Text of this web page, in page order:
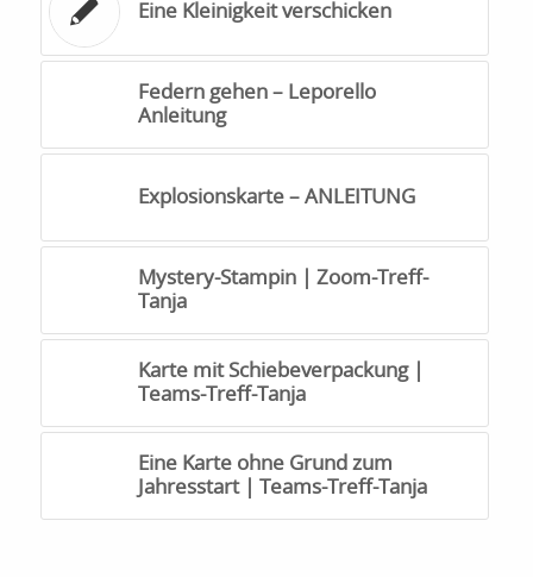
Eine Kleinigkeit verschicken
Federn gehen – Leporello
Anleitung
Explosionskarte – ANLEITUNG
Mystery-Stampin | Zoom-Treff-
Tanja
Karte mit Schiebeverpackung |
Teams-Treff-Tanja
Eine Karte ohne Grund zum
Jahresstart | Teams-Treff-Tanja